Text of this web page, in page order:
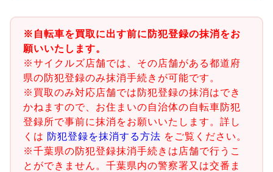
※自転車を買取に出す前に防犯登録の抹消をお
願いいたします。
※サイクルズ店舗では、その店舗がある都道府
県の防犯登録のみ抹消手続きが可能です。
※買取のみ対応店舗では防犯登録の抹消はでき
かねますので、お住まいの自治体の自転車防犯
登録所で事前に抹消をお願いいたします。詳し
くは 防犯登録を抹消する方法 をご覧ください。
※千葉県の防犯登録抹消手続きは店舗で行うこ
とができません。千葉県内の警察署又は交番ま